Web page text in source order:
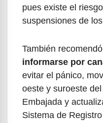
pues existe el
suspensiones de
También
informarse por
evitar el pánico,
oeste y suroeste
Embajada y
Sistema de